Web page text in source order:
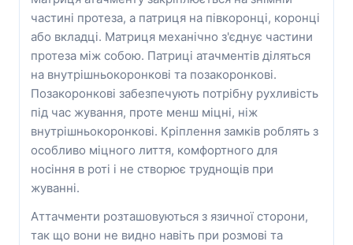
частині протеза, а патриця на півкоронці, коронці
або вкладці. Матриця механічно з'єднує частини
протеза між собою. Патриці атачментів діляться
на внутрішньокоронкові та позакоронкові.
Позакоронкові забезпечують потрібну рухливість
під час жування, проте менш міцні, ніж
внутрішньокоронкові. Кріплення замків роблять з
особливо міцного лиття, комфортного для
носіння в роті і не створює труднощів при
жуванні.
Аттачменти розташовуються з язичної сторони,
так що вони не видно навіть при розмові та